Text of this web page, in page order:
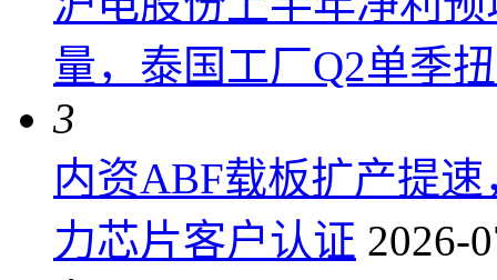
量，泰国工厂Q2单季
3
内资ABF载板扩产提
力芯片客户认证 2026-